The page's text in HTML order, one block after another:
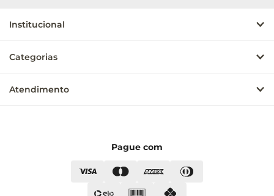
Institucional
Categorias
Atendimento
Pague com